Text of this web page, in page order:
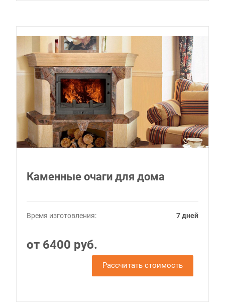
Каменные очаги для дома
Время изготовления: 7 дней
от 6400 руб.
Рассчитать стоимость